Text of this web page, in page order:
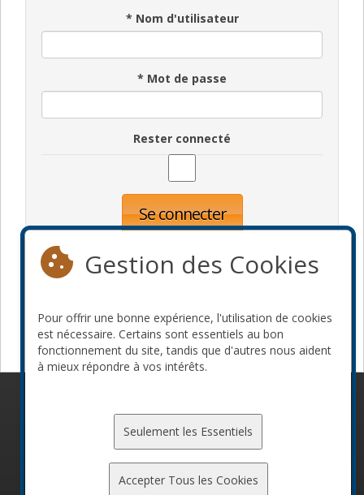
* Nom d'utilisateur
* Mot de passe
Rester connecté
Se connecter
Devenir commanditaire
Gestion des Cookies
Pour offrir une bonne expérience, l'utilisation de cookies
est nécessaire. Certains sont essentiels au bon
fonctionnement du site, tandis que d'autres nous aident
à mieux répondre à vos intérêts.
Seulement les Essentiels
Accepter Tous les Cookies